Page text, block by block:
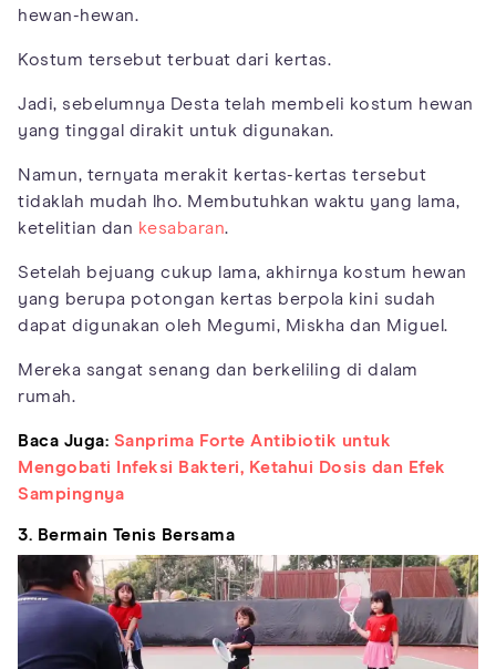
hewan-hewan.
Kostum tersebut terbuat dari kertas.
Jadi, sebelumnya Desta telah membeli kostum hewan
yang tinggal dirakit untuk digunakan.
Namun, ternyata merakit kertas-kertas tersebut
tidaklah mudah lho. Membutuhkan waktu yang lama,
ketelitian dan kesabaran.
Setelah bejuang cukup lama, akhirnya kostum hewan
yang berupa potongan kertas berpola kini sudah
dapat digunakan oleh Megumi, Miskha dan Miguel.
Mereka sangat senang dan berkeliling di dalam
rumah.
Baca Juga: Sanprima Forte Antibiotik untuk
Mengobati Infeksi Bakteri, Ketahui Dosis dan Efek
Sampingnya
3. Bermain Tenis Bersama